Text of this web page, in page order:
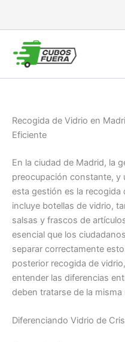
Recogida de Vidrio en
Eficiente
En la ciudad de Madrid, la
preocupación constante, y
esta gestión es la recogida
incluye botellas de vidrio,
salsas y frascos de
esencial que los
separar correctamente
posterior recogida de
entender las diferencias
deben tratarse de la misma
Diferenciando Vidrio de